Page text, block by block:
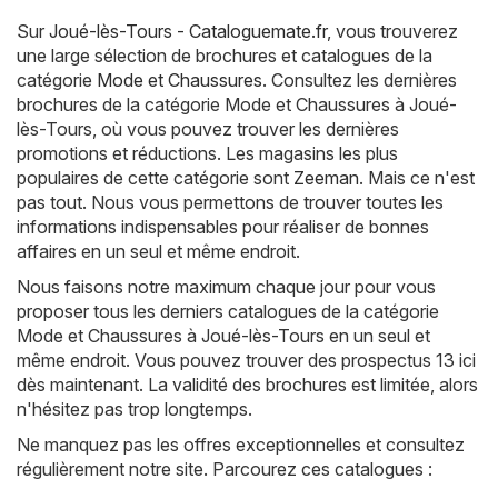
Sur Joué-lès-Tours - Cataloguemate.fr, vous trouverez
une large sélection de brochures et catalogues de la
catégorie Mode et Chaussures. Consultez les dernières
brochures de la catégorie Mode et Chaussures à Joué-
lès-Tours, où vous pouvez trouver les dernières
promotions et réductions. Les magasins les plus
populaires de cette catégorie sont Zeeman. Mais ce n'est
pas tout. Nous vous permettons de trouver toutes les
informations indispensables pour réaliser de bonnes
affaires en un seul et même endroit.
Nous faisons notre maximum chaque jour pour vous
proposer tous les derniers catalogues de la catégorie
Mode et Chaussures à Joué-lès-Tours en un seul et
même endroit. Vous pouvez trouver des prospectus 13 ici
dès maintenant. La validité des brochures est limitée, alors
n'hésitez pas trop longtemps.
Ne manquez pas les offres exceptionnelles et consultez
régulièrement notre site. Parcourez ces catalogues :